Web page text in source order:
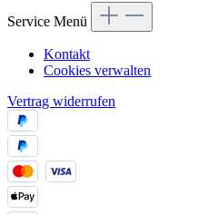
Service Menü
Kontakt
Cookies verwalten
Vertrag widerrufen